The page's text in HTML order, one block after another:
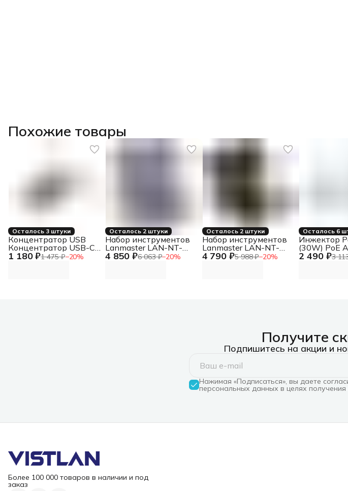
Похожие товары
Осталось 3 штуки
1 180 ₽1 475 ₽−20%
Концентратор USB
Концентратор USB-C,
2xUSB 3.0, 2xUSB-C
Осталось 2 штуки
4 850 ₽6 063 ₽−20%
Набор инструментов
Lanmaster LAN-NT-
TK/PATCH для патч-
Осталось 2 штуки
4 790 ₽5 988 ₽−20%
Набор инструментов
Lanmaster LAN-NT-
TK/PATCH-TST для
Осталось 6
2 490 ₽3
Инжектор
(30W) PoE
(30W)
Получите
Подпишитесь на акции и
Нажимая «Подписаться», вы даете
персональных данных в целях
Более 100 000 товаров в наличии и под
заказ